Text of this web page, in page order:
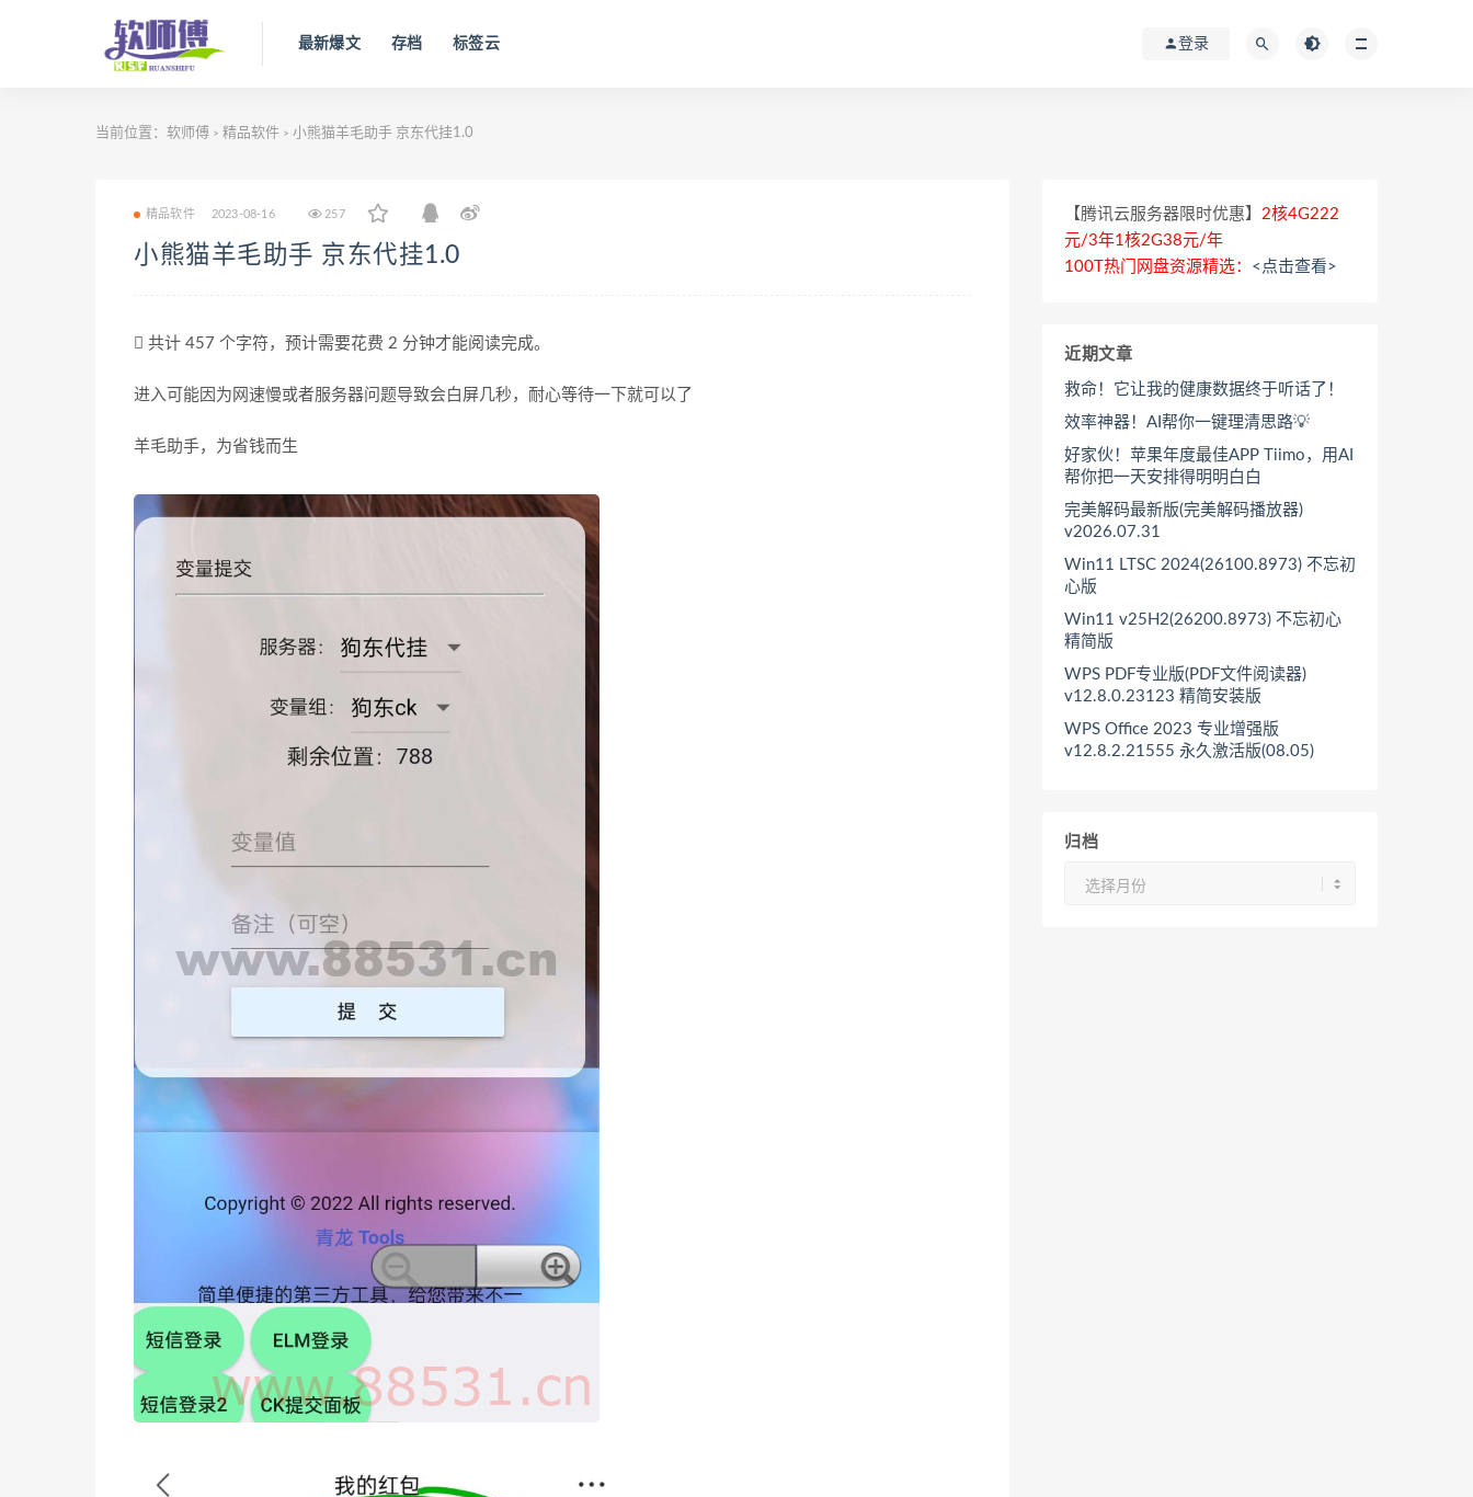
最新爆文 存档 标签云 登录
当前位置： 软师傅 > 精品软件 > 小熊猫羊毛助手 京东代挂1.0
精品软件 2023-08-16 257
小熊猫羊毛助手 京东代挂1.0
共计 457 个字符，预计需要花费 2 分钟才能阅读完成。
进入可能因为网速慢或者服务器问题导致会白屏几秒，耐心等待一下就可以了
羊毛助手，为省钱而生
【腾讯云服务器限时优惠】 2核4G222
元/3年1核2G38元/年
100T热门网盘资源精选： <点击查看>
近期文章
救命！它让我的健康数据终于听话了！
效率神器！AI帮你一键理清思路💡
好家伙！苹果年度最佳APP Tiimo，用AI
帮你把一天安排得明明白白
完美解码最新版(完美解码播放器)
v2026.07.31
Win11 LTSC 2024(26100.8973) 不忘初
心版
Win11 v25H2(26200.8973) 不忘初心
精简版
WPS PDF专业版(PDF文件阅读器)
v12.8.0.23123 精简安装版
WPS Office 2023 专业增强版
v12.8.2.21555 永久激活版(08.05)
归档